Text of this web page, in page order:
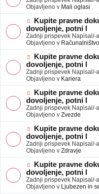
j
a
v
e
v
e
o
b
j
a
v
e
Objavljeno v Mali oglasi
N
o
v
e
o
b
a
v
e
Kupite pravne
dovoljenje, potni l
Zadnji prispevek Napisal/-a
Objavljeno v
N
o
v
e
o
b
a
v
e
Kupite pravne
dovoljenje, potni l
Zadnji prispevek Napisal/-a
Objavljeno v Kariera
N
o
v
e
o
b
a
v
e
Kupite pravne
dovoljenje, potni l
Zadnji prispevek Napisal/-a
Objavljeno v Zvezde
N
o
v
e
o
b
a
v
e
Kupite pravne
dovoljenje, potni l
Zadnji prispevek Napisal/-a
Objavljeno v Zdravje
N
o
v
e
o
Kupite pravne
dovoljenje, potni l
Zadnji prispevek Napisal/-a
Objavljeno v Ljubezen in